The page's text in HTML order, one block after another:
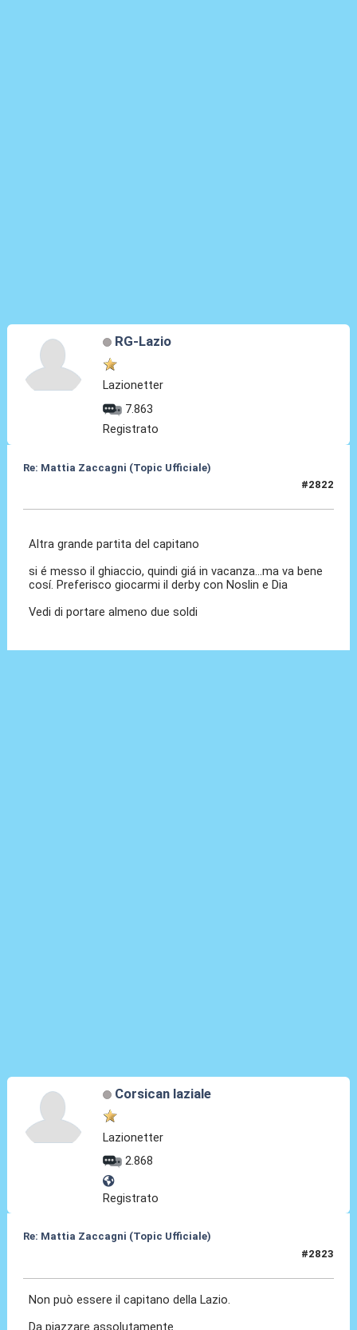
RG-Lazio
Lazionetter
7.863
Registrato
Re: Mattia Zaccagni (Topic Ufficiale)
#2822
Altra grande partita del capitano
si é messo il ghiaccio, quindi giá in vacanza...ma va bene
cosí. Preferisco giocarmi il derby con Noslin e Dia
Vedi di portare almeno due soldi
Corsican laziale
Lazionetter
2.868
Registrato
Re: Mattia Zaccagni (Topic Ufficiale)
#2823
Non può essere il capitano della Lazio.
Da piazzare assolutamente.